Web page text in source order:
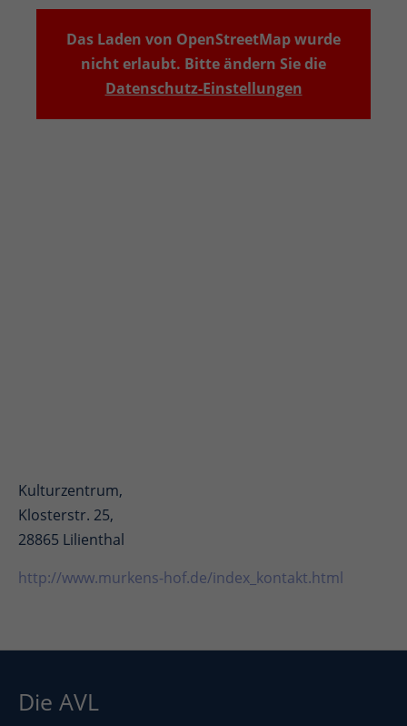
Das Laden von OpenStreetMap wurde
nicht erlaubt. Bitte ändern Sie die
Datenschutz-Einstellungen
Kulturzentrum,
Klosterstr. 25,
28865 Lilienthal
http://www.murkens-hof.de/index_kontakt.html
Die AVL